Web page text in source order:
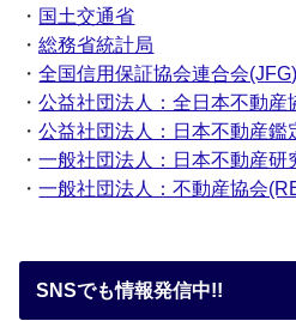
・ 国土交通省
・総務省統計局
・全国信用保証協会連合会(JFG)
・公益社団法人：全日本不動産
・公益社団法人：日本不動産鑑
・一般社団法人：日本不動産研
・一般社団法人：不動産協会
SNSでも情報発信中!!